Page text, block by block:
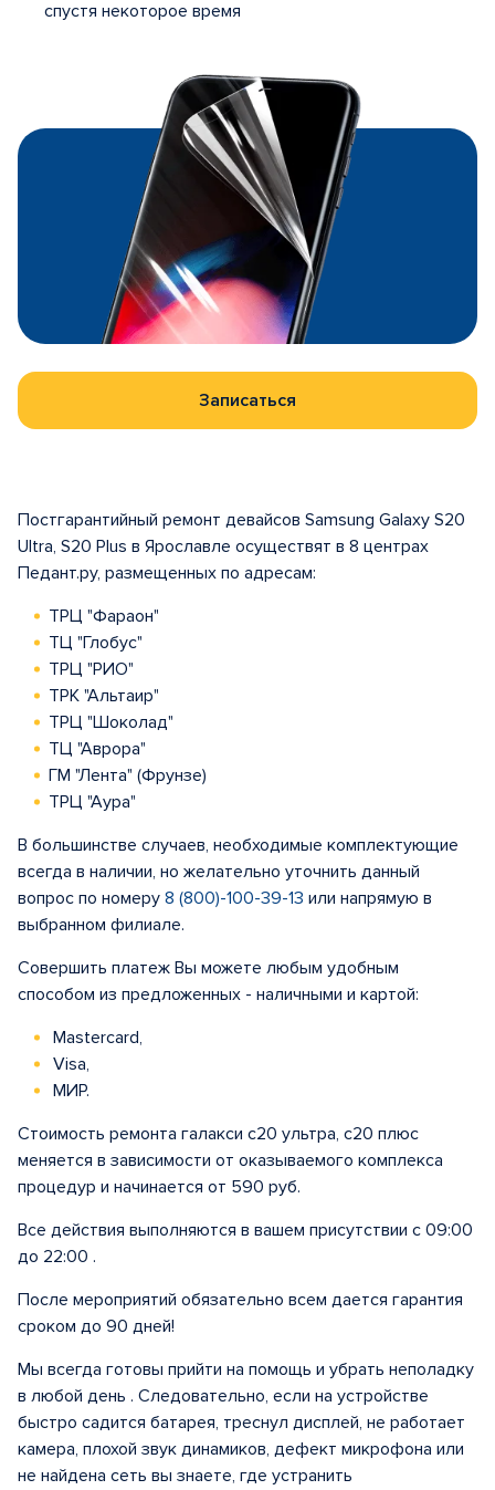
спустя некоторое время
Записаться
Постгарантийный ремонт девайсов Samsung Galaxy S20
Ultra, S20 Plus в Ярославле осуществят в 8 центрах
Педант.ру, размещенных по адресам:
ТРЦ "Фараон"
ТЦ "Глобус"
ТРЦ "РИО"
ТРК "Альтаир"
ТРЦ "Шоколад"
ТЦ "Аврора"
ГМ "Лента" (Фрунзе)
ТРЦ "Аура"
В большинстве случаев, необходимые комплектующие
всегда в наличии, но желательно уточнить данный
вопрос по номеру 8 (800)-100-39-13 или напрямую в
выбранном филиале.
Совершить платеж Вы можете любым удобным
способом из предложенных - наличными и картой:
Mastercard,
Visa,
МИР.
Стоимость ремонта галакси с20 ультра, с20 плюс
меняется в зависимости от оказываемого комплекса
процедур и начинается от 590 руб.
Все действия выполняются в вашем присутствии с 09:00
до 22:00 .
После мероприятий обязательно всем дается гарантия
сроком до 90 дней!
Мы всегда готовы прийти на помощь и убрать неполадку
в любой день . Следовательно, если на устройстве
быстро садится батарея, треснул дисплей, не работает
камера, плохой звук динамиков, дефект микрофона или
не найдена сеть вы знаете, где устранить